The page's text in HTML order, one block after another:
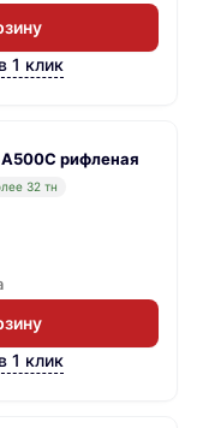
1 клик
рифленая
32 тн
1 клик